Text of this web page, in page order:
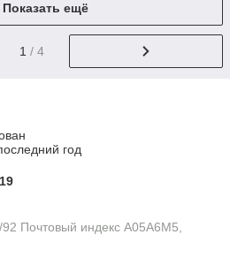
Показать ещё
1 / 4
год
Почтовый индекс A05A6M5,